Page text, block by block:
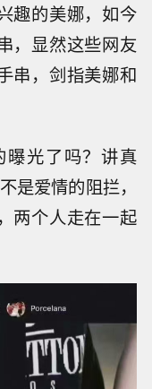
趣的美娜，如今
，显然这些网友
串，剑指美娜和
曝光了吗？讲真
是爱情的阻拦，
两个人走在一起